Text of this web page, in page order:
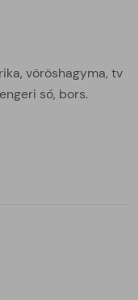
vöröshagyma, tv
só, bors.